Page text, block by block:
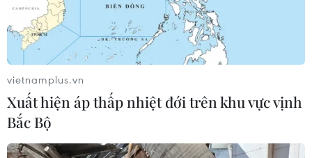
nghiệp tham gia hoạt động giáo dục
nghề nghiệp
05/08/2026 14:58
Thực hiện các nhiệm vụ trọng tâm
trong năm học 2026-2027
05/08/2026 13:13
vietnamplus.vn
Xuất hiện áp thấp nhiệt đới trên khu vực vịnh
Bắc Bộ